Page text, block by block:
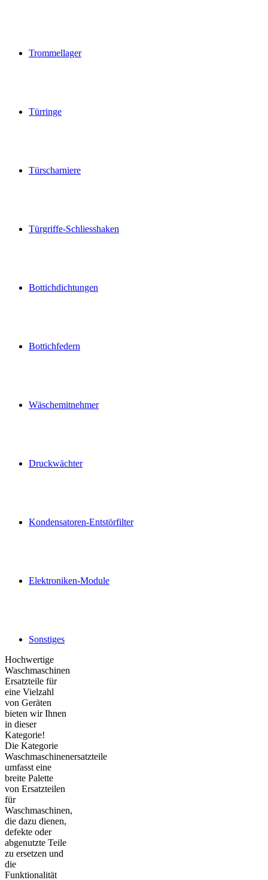
Trommellager
Türringe
Türscharniere
Türgriffe-Schliesshaken
Bottichdichtungen
Bottichfedern
Wäschemitnehmer
Druckwächter
Kondensatoren-Entstörfilter
Elektroniken-Module
Sonstiges
Hochwertige
Waschmaschinen
Ersatzteile für
eine Vielzahl
von Geräten
bieten wir Ihnen
in dieser
Kategorie!
Die Kategorie
Waschmaschinenersatzteile
umfasst eine
breite Palette
von Ersatzteilen
für
Waschmaschinen,
die dazu dienen,
defekte oder
abgenutzte Teile
zu ersetzen und
die
Funktionalität